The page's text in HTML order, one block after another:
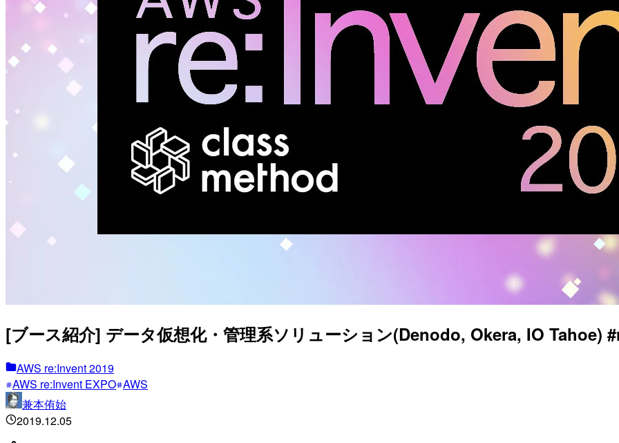
[ブース紹介] データ仮想化・管理系ソリューション(Denodo, Okera, IO Tahoe)
AWS re:Invent 2019
AWS re:Invent EXPO AWS
兼本侑始
2019.12.05